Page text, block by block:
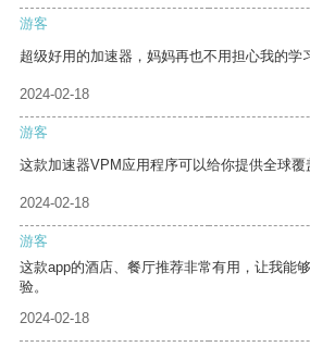
游客
超级好用的加速器，妈妈再也不用担心我的学
2024-02-18
游客
这款加速器VPM应用程序可以给你提供全球覆
2024-02-18
游客
这款app的酒店、餐厅推荐非常有用，让我能
验。
2024-02-18